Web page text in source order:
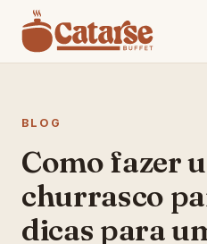
BLOG
Como fazer
churrasco
dicas para